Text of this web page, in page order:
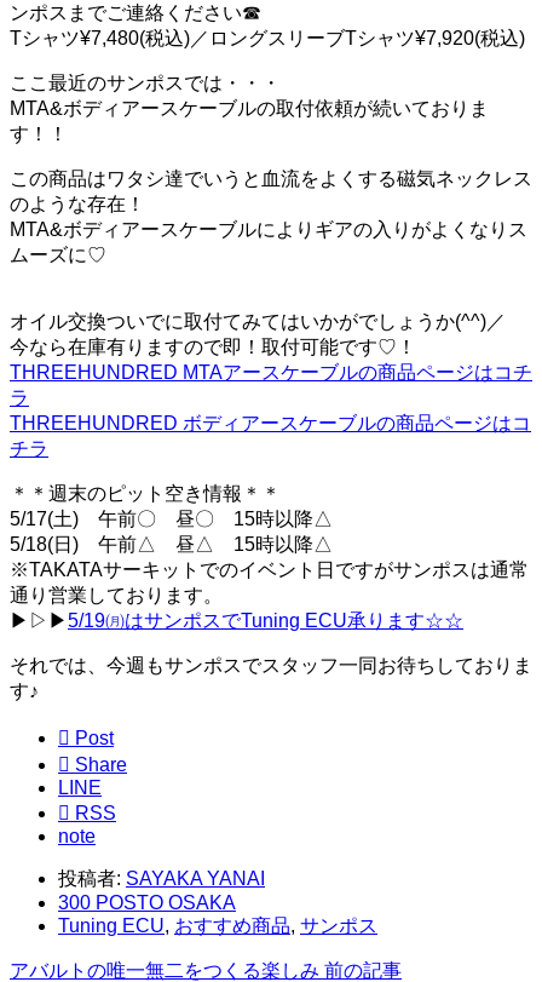
ンポスまでご連絡ください☎︎
Tシャツ¥7,480(税込)／ロングスリーブTシャツ¥7,920(税込)
ここ最近のサンポスでは・・・
MTA&ボディアースケーブルの取付依頼が続いておりま
す！！
この商品はワタシ達でいうと血流をよくする磁気ネックレス
のような存在！
MTA&ボディアースケーブルによりギアの入りがよくなりス
ムーズに♡
オイル交換ついでに取付てみてはいかがでしょうか(^^)／
今なら在庫有りますので即！取付可能です♡！
THREEHUNDRED MTAアースケーブルの商品ページはコチ
ラ
THREEHUNDRED ボディアースケーブルの商品ページはコ
チラ
＊＊週末のピット空き情報＊＊
5/17(土) 午前〇 昼〇 15時以降△
5/18(日) 午前△ 昼△ 15時以降△
※TAKATAサーキットでのイベント日ですがサンポスは通常
通り営業しております。
▶▷▶5/19㈪はサンポスでTuning ECU承ります☆☆
それでは、今週もサンポスでスタッフ一同お待ちしておりま
す♪
 Post
 Share
LINE
 RSS
note
投稿者: SAYAKA YANAI
300 POSTO OSAKA
Tuning ECU, おすすめ商品, サンポス
アバルトの唯一無二をつくる楽しみ 前の記事